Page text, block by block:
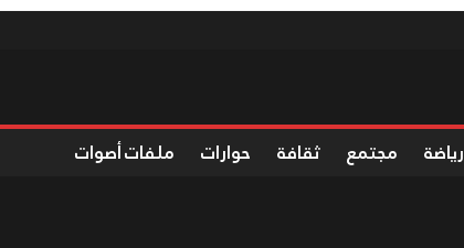
رياضة مجتمع ثقافة حوارات ملفات أصوات